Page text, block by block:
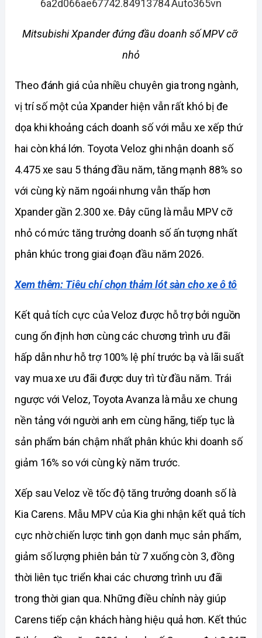
Mitsubishi Xpander đứng đầu doanh số MPV cỡ
nhỏ
Theo đánh giá của nhiều chuyên gia trong ngành,
vị trí số một của Xpander hiện vẫn rất khó bị đe
dọa khi khoảng cách doanh số với mẫu xe xếp thứ
hai còn khá lớn. Toyota Veloz ghi nhận doanh số
4.475 xe sau 5 tháng đầu năm, tăng mạnh 88% so
với cùng kỳ năm ngoái nhưng vẫn thấp hơn
Xpander gần 2.300 xe. Đây cũng là mẫu MPV cỡ
nhỏ có mức tăng trưởng doanh số ấn tượng nhất
phân khúc trong giai đoạn đầu năm 2026.
Xem thêm: Tiêu chí chọn thảm lót sàn cho xe ô tô
Kết quả tích cực của Veloz được hỗ trợ bởi nguồn
cung ổn định hơn cùng các chương trình ưu đãi
hấp dẫn như hỗ trợ 100% lệ phí trước bạ và lãi suất
vay mua xe ưu đãi được duy trì từ đầu năm. Trái
ngược với Veloz, Toyota Avanza là mẫu xe chung
nền tảng với người anh em cùng hãng, tiếp tục là
sản phẩm bán chậm nhất phân khúc khi doanh số
giảm 16% so với cùng kỳ năm trước.
Xếp sau Veloz về tốc độ tăng trưởng doanh số là
Kia Carens. Mẫu MPV của Kia ghi nhận kết quả tích
cực nhờ chiến lược tinh gọn danh mục sản phẩm,
giảm số lượng phiên bản từ 7 xuống còn 3, đồng
thời liên tục triển khai các chương trình ưu đãi
trong thời gian qua. Những điều chỉnh này giúp
Carens tiếp cận khách hàng hiệu quả hơn. Kết thúc